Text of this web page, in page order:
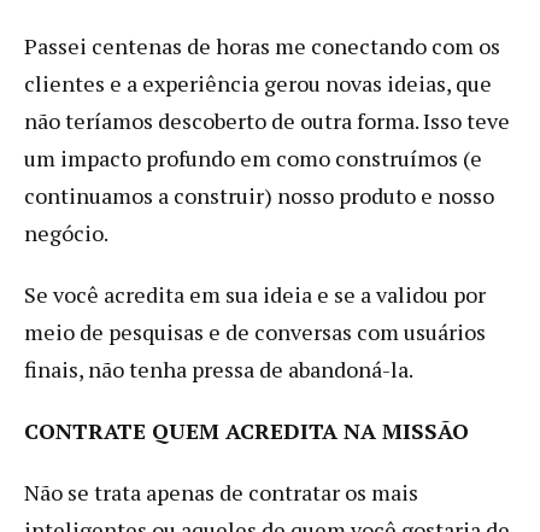
Passei centenas de horas me conectando com os
clientes e a experiência gerou novas ideias, que
não teríamos descoberto de outra forma. Isso teve
um impacto profundo em como construímos (e
continuamos a construir) nosso produto e nosso
negócio.
Se você acredita em sua ideia e se a validou por
meio de pesquisas e de conversas com usuários
finais, não tenha pressa de abandoná-la.
CONTRATE QUEM ACREDITA NA MISSÃO
Não se trata apenas de contratar os mais